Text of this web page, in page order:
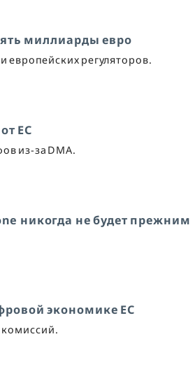
миллиарды евро
европейских регуляторов.
ЕС
из-за DMA.
никогда не будет прежним
экономике ЕС